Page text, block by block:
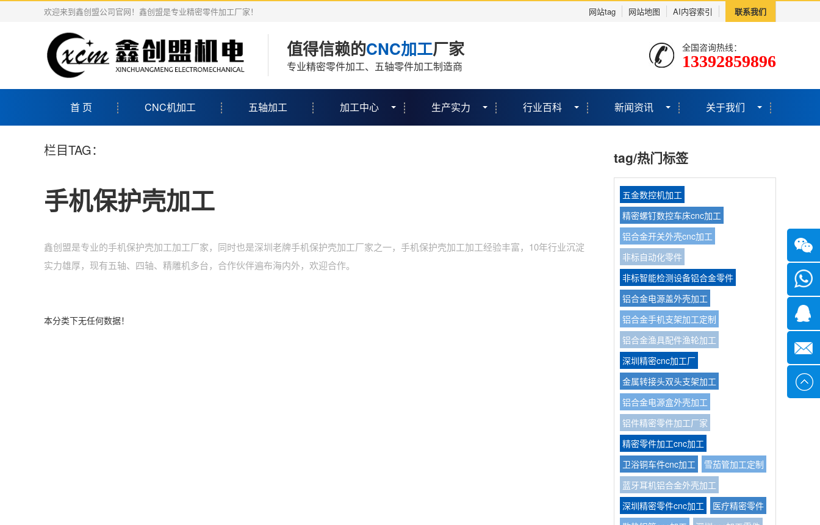
欢迎来到鑫创盟公司官网！鑫创盟是专业精密零件加工厂家！ 网站tag 网站地图 AI内容索引 联系我们
值得信赖的CNC加工厂家
专业精密零件加工、五轴零件加工制造商
全国咨询热线：
13392859896
首 页 CNC机加工 五轴加工 加工中心 生产实力 行业百科 新闻资讯 关于我们
栏目TAG：
手机保护壳加工
鑫创盟是专业的手机保护壳加工加工厂家，同时也是深圳老牌手机保护壳加工厂家之一，手机保护壳加工加工经验丰富，10年行业沉淀
实力雄厚，现有五轴、四轴、精雕机多台，合作伙伴遍布海内外，欢迎合作。
本分类下无任何数据！
tag/热门标签
五金数控机加工
精密螺钉数控车床cnc加工
铝合金开关外壳cnc加工
非标自动化零件
非标智能检测设备铝合金零件
铝合金电源盖外壳加工
铝合金手机支架加工定制
铝合金渔具配件渔轮加工
深圳精密cnc加工厂
金属转接头双头支架加工
铝合金电源盒外壳加工
铝件精密零件加工厂家
精密零件加工cnc加工
卫浴铜车件cnc加工
雪茄管加工定制
蓝牙耳机铝合金外壳加工
深圳精密零件cnc加工
医疗精密零件
微信